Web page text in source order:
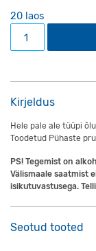
20 laos
Hermanni hele
Kirjeldus
Hele pale ale tüüpi
Toodetud Pühaste
PS! Tegemist on
Välismaale saatmist
isikutuvastusega.
Seotud tooted